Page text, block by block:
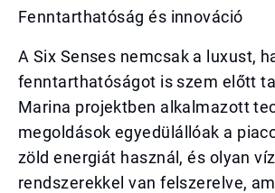
Fenntarthatóság és innováció
A Six Senses nemcsak a luxust,
fenntarthatóságot is szem előtt
Marina projektben alkalmazott
megoldások egyedülállóak a
zöld energiát használ, és olyan
rendszerekkel van felszerelve,